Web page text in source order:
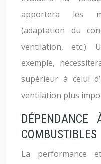
apportera les
(adaptation du
ventilation, etc.).
exemple,
supérieur à celui
ventilation plus
COMBUSTIBLES
La performance